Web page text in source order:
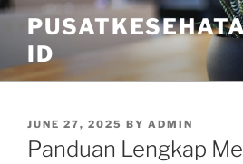
Skip
content
ID
POSTED
ON
JUNE 27, 2025 BY ADMIN
Panduan Lengkap